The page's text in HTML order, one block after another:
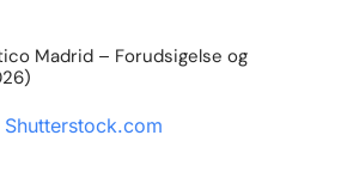
Madrid – Forudsigelse og